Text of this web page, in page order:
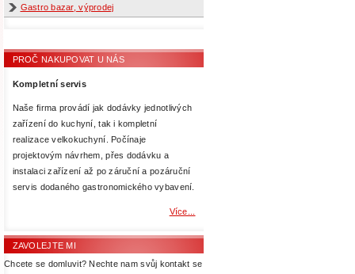
Gastro bazar, výprodej
PROČ NAKUPOVAT U NÁS
Kompletní servis
Naše firma provádí jak dodávky jednotlivých
zařízení do kuchyní, tak i kompletní
realizace velkokuchyní. Počínaje
projektovým návrhem, přes dodávku a
instalaci zařízení až po záruční a pozáruční
servis dodaného gastronomického vybavení.
Více...
ZAVOLEJTE MI
Chcete se domluvit? Nechte nam svůj kontakt se